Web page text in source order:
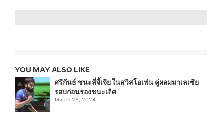
YOU MAY ALSO LIKE
ศรีกันธ์ ชนะลี่จี้เจีย ในสวิสโอเพ่น คู่ผสมมาเลเซีย
รอบก่อนรองชนะเลิศ
March 26, 2024